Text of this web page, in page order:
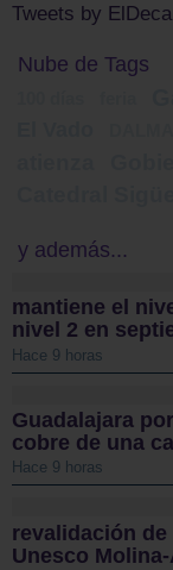
Tweets by
Nube de Tags
y además...
mantiene el
nivel 2 en
Hace 9 horas
Guadalajara
cobre de una
Hace 9 horas
revalidación
Unesco